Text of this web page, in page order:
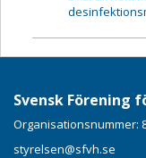
Svensk Förening
Organisationsnummer:
styrelsen@sfvh.se